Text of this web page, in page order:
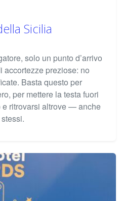
Sicilia
solo un punto d’arrivo
accortezze preziose: no
Basta questo per
per mettere la testa fuori
ritrovarsi altrove — anche